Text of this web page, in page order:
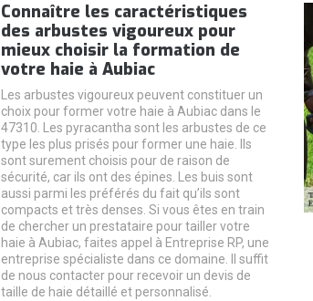
Connaître les caractéristiques
des arbustes vigoureux pour
mieux choisir la formation de
votre haie à Aubiac
Les arbustes vigoureux peuvent constituer un
choix pour former votre haie à Aubiac dans le
47310. Les pyracantha sont les arbustes de ce
type les plus prisés pour former une haie. Ils
sont surement choisis pour de raison de
sécurité, car ils ont des épines. Les buis sont
aussi parmi les préférés du fait qu’ils sont
compacts et très denses. Si vous êtes en train
de chercher un prestataire pour tailler votre
haie à Aubiac, faites appel à Entreprise RP, une
entreprise spécialiste dans ce domaine. Il suffit
de nous contacter pour recevoir un devis de
taille de haie détaillé et personnalisé.